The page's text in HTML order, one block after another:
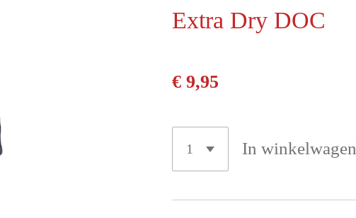
Extra Dry DOC
€ 9,95
In winkelwagen